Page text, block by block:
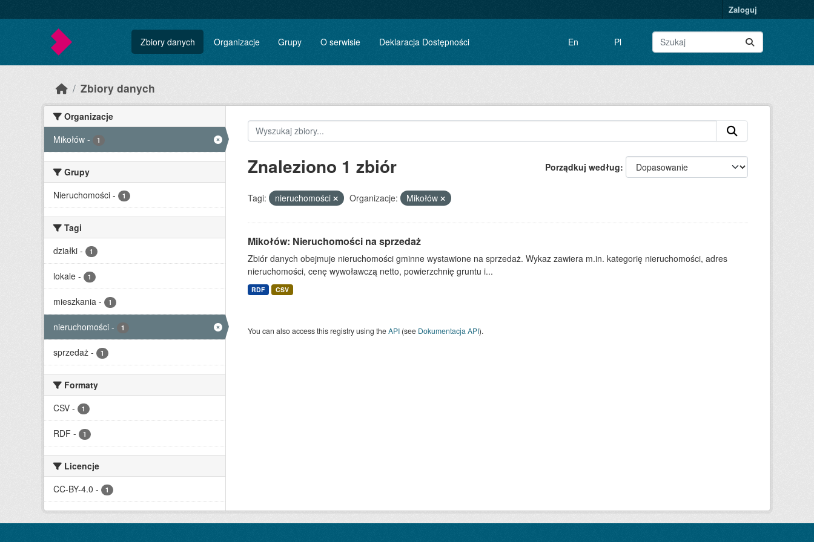
Zaloguj
Zbiory danych Organizacje Grupy O serwisie Deklaracja Dostępności En Pl
Zbiory danych
Organizacje
Mikołów - 1
Grupy
Nieruchomości - 1
Tagi
działki - 1
lokale - 1
mieszkania - 1
nieruchomości - 1
sprzedaż - 1
Formaty
CSV - 1
RDF - 1
Licencje
CC-BY-4.0 - 1
Porządkuj według
Znaleziono 1 zbiór
Tagi: nieruchomości Organizacje: Mikołów
Mikołów: Nieruchomości na sprzedaż
Zbiór danych obejmuje nieruchomości gminne wystawione na sprzedaż. Wykaz zawiera m.in. kategorię nieruchomości, adres
nieruchomości, cenę wywoławczą netto, powierzchnię gruntu i...
RDF CSV
You can also access this registry using theAPI(see Dokumentacja API).